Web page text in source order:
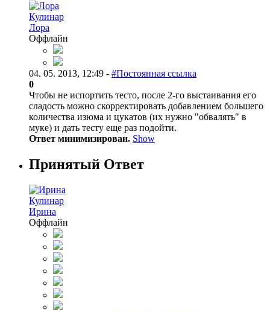
Кулинар
Лора
Оффлайн
04. 05. 2013, 12:49 - #Постоянная ссылка
0
Чтобы не испортить тесто, после 2-го выстаивания его
сладость можно скорректировать добавлением большего
количества изюма и цукатов (их нужно "обвалять" в
муке) и дать тесту еще раз подойти.
Ответ минимизирован. Show
Принятый Ответ
Кулинар
Ирина
Оффлайн